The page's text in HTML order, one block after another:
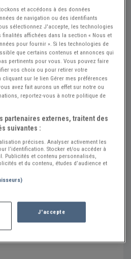
23/07/2026
(57140) Voir sur la carte
et accédons à des données
de navigation ou des identifiants
sélectionnez J'accepte, les technologies
finalités affichées dans la section « Nous et
pour fournir ». Si les technologies de
que certains contenus et annonces qui
pertinents pour vous. Vous pouvez faire
vos choix ou pour retirer votre
sur le lien Gérer mes préférences
avez fait aurons un effet sur notre ou
reportez-vous à notre politique de
partenaires externes, traitent des
suivantes :
précises. Analyser activement les
l’identification. Stocker et/ou accéder à
Publicités et contenu personnalisés,
et du contenu, études d’audience et
J'accepte